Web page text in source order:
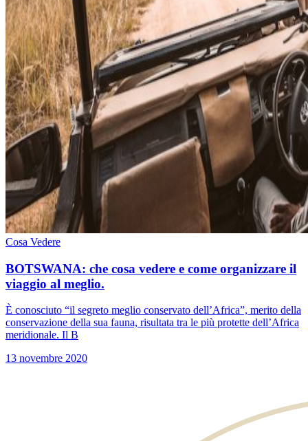
Cosa Vedere
BOTSWANA: che cosa vedere e come organizzare il
viaggio al meglio.
È conosciuto “il segreto meglio conservato dell’Africa”, merito della
conservazione della sua fauna, risultata tra le più protette dell’Africa
meridionale. Il B
13 novembre 2020